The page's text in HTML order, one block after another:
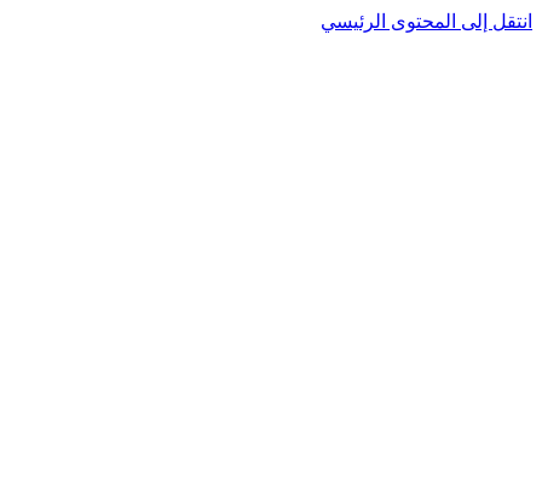
انتقل إلى المحتوى الرئيسي